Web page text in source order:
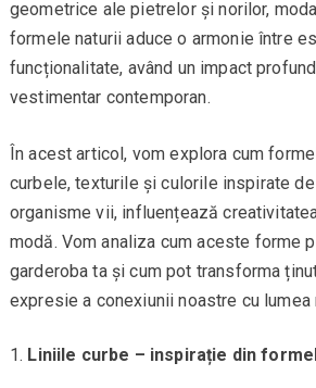
geometrice ale pietrelor și norilor,
formele naturii aduce o armonie între
funcționalitate, având un impact
vestimentar contemporan.
În acest articol, vom explora cum
curbele, texturile și culorile inspirate
organisme vii, influențează
modă. Vom analiza cum aceste forme
garderoba ta și cum pot transforma
expresie a conexiunii noastre cu lumea
Liniile curbe – inspirație din